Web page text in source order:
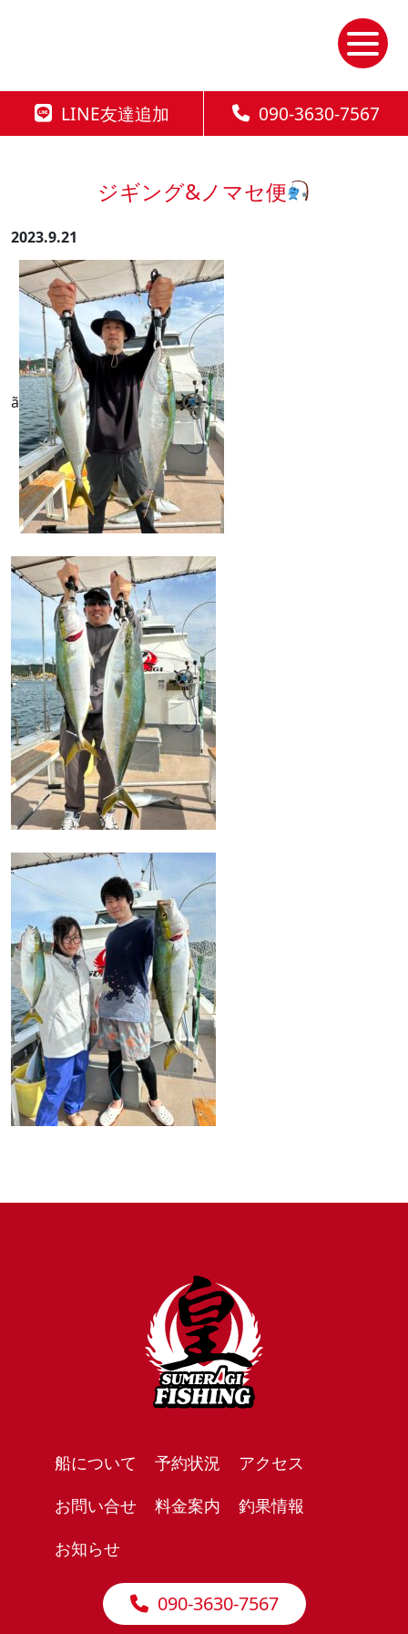
LINE友達追加 090-3630-7567
ジギング&ノマセ便
2023.9.21
ã
船について 予約状況
アクセス
お問い合せ
料金案内
釣果情報
お知らせ
090-3630-7567